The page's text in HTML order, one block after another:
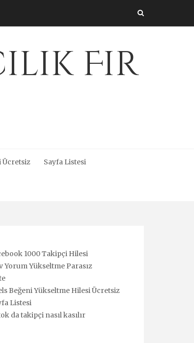
Fir
Ücretsiz Sayfa Listesi
1000 Takipçi Hilesi
Yorum Yükseltme Parasız
Beğeni Yükseltme Hilesi Ücretsiz
Listesi
da takipçi nasıl kasılır